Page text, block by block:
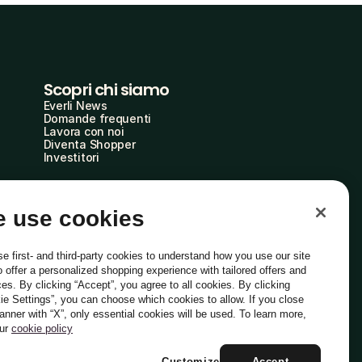
Scopri chi siamo
Everli News
Domande frequenti
Lavora con noi
Diventa Shopper
Investitori
Italiano
use cookies
first- and third-party cookies to understand how you use our site
offer a personalized shopping experience with tailored offers and
By clicking “Accept”, you agree to all cookies. By clicking
Settings”, you can choose which cookies to allow. If you close
with “X”, only essential cookies will be used. To learn more,
cookie policy